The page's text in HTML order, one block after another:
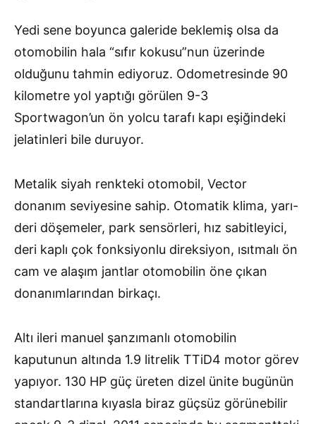
Yedi sene boyunca galeride beklemiş olsa da
otomobilin hala “sıfır kokusu”nun üzerinde
olduğunu tahmin ediyoruz. Odometresinde 90
kilometre yol yaptığı görülen 9-3
Sportwagon’un ön yolcu tarafı kapı eşiğindeki
jelatinleri bile duruyor.
Metalik siyah renkteki otomobil, Vector
donanım seviyesine sahip. Otomatik klima, yarı-
deri döşemeler, park sensörleri, hız sabitleyici,
deri kaplı çok fonksiyonlu direksiyon, ısıtmalı ön
cam ve alaşım jantlar otomobilin öne çıkan
donanımlarından birkaçı.
Altı ileri manuel şanzımanlı otomobilin
kaputunun altında 1.9 litrelik TTiD4 motor görev
yapıyor. 130 HP güç üreten dizel ünite bugünün
standartlarına kıyasla biraz güçsüz görünebilir